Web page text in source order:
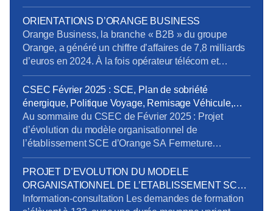
de Communication Entreprise) sans qu’ils aient été
volontaires. Rappelons en effet que la Direction s’était
engagée à retrouver des postes pour tous les salariés
impactés. Au 20 mars […]
ORIENTATIONS D’ORANGE BUSINESS
Orange Business, la branche « B2B » du groupe
Orange, a généré un chiffre d’affaires de 7,8 milliards
d’euros en 2024. À la fois opérateur télécom et
intégrateur numérique, elle sert une clientèle
mondiale via trois canaux : Entreprises France,
Grands Clients France et International. Ses services
se répartissent en trois segments : Télécom, Digital et
Intégration. […]
CSEC Février 2025 : SCE, Plan de sobriété
énergique, Politique Voyage, Remisage Véhicule,
Addictions
Au sommaire du CSEC de Février 2025 : Projet
d’évolution du modèle organisationnel de
l’établissement SCE d’Orange SA Fermeture
exceptionnelle de certains sites tertiaires dans le
cadre du plan de sobriété énergétique Mandatement
de la CPRPPST : Politique Voyage, Remisage
Véhicule, Situation de la prévention de l’addiction au
PROJET D’EVOLUTION DU MODELE
ORGANISATIONNEL DE L’ETABLISSEMENT SCE
D’ORANGE SA
Information-consultation Les demandes de formation